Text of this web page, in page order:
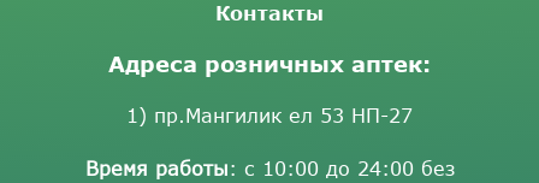
Контакты
Адреса розничных аптек:
1) пр.Мангилик ел 53 НП-27
Время работы: с 10:00 до 24:00 без